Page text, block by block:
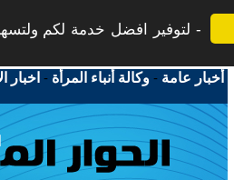
لتوفير افضل خدمة لكم
أخبار عامة -وكالة أنباء المرأة - اخبار